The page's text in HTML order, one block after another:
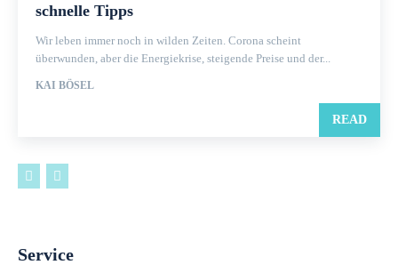
schnelle Tipps
Wir leben immer noch in wilden Zeiten. Corona scheint
überwunden, aber die Energiekrise, steigende Preise und der...
KAI BÖSEL
READ
Service